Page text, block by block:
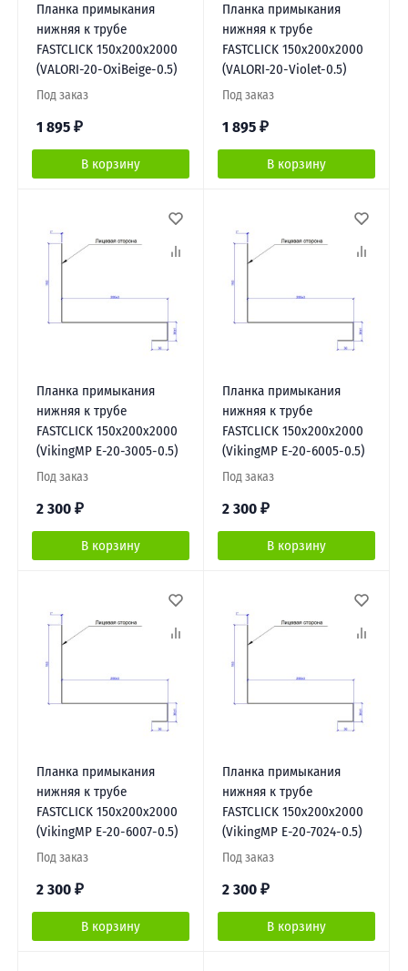
Планка примыкания
нижняя к трубе
FASTCLICK 150х200х2000
(VALORI-20-OxiBеige-0.5)
Под заказ
1 895 ₽
В корзину
Планка примыкания
нижняя к трубе
FASTCLICK 150х200х2000
(VALORI-20-Violet-0.5)
Под заказ
1 895 ₽
В корзину
Планка примыкания
нижняя к трубе
FASTCLICK 150х200х2000
(VikingMP E-20-3005-0.5)
Под заказ
2 300 ₽
В корзину
Планка примыкания
нижняя к трубе
FASTCLICK 150х200х2000
(VikingMP E-20-6005-0.5)
Под заказ
2 300 ₽
В корзину
Планка примыкания
нижняя к трубе
FASTCLICK 150х200х2000
(VikingMP E-20-6007-0.5)
Под заказ
2 300 ₽
В корзину
Планка примыкания
нижняя к трубе
FASTCLICK 150х200х2000
(VikingMP E-20-7024-0.5)
Под заказ
2 300 ₽
В корзину